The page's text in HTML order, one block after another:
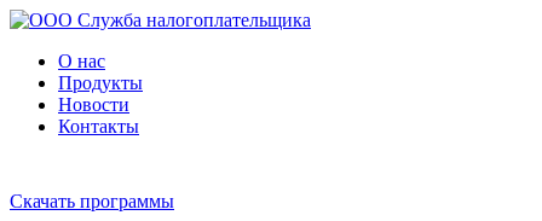
О нас
Продукты
Новости
Контакты
Скачать программы